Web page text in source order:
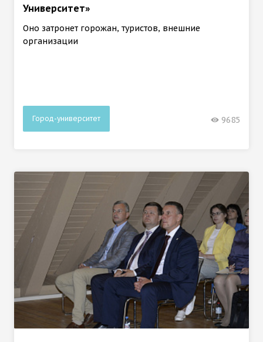
Университет»
Оно затронет горожан, туристов, внешние
организации
Город-университет 9685